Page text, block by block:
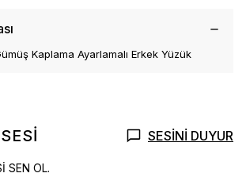
Kaplama Ayarlamalı Erkek Yüzük
SESİNİ DUYUR
SEN OL.